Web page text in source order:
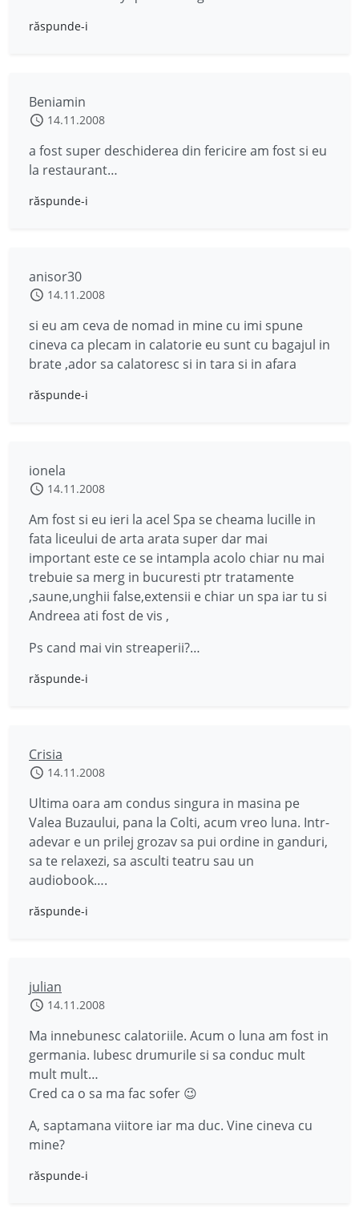
răspunde-i
Beniamin
14.11.2008
a fost super deschiderea din fericire am fost si eu
la restaurant…
răspunde-i
anisor30
14.11.2008
si eu am ceva de nomad in mine cu imi spune
cineva ca plecam in calatorie eu sunt cu bagajul in
brate ,ador sa calatoresc si in tara si in afara
răspunde-i
ionela
14.11.2008
Am fost si eu ieri la acel Spa se cheama lucille in
fata liceului de arta arata super dar mai
important este ce se intampla acolo chiar nu mai
trebuie sa merg in bucuresti ptr tratamente
,saune,unghii false,extensii e chiar un spa iar tu si
Andreea ati fost de vis ,
Ps cand mai vin streaperii?…
răspunde-i
Crisia
14.11.2008
Ultima oara am condus singura in masina pe
Valea Buzaului, pana la Colti, acum vreo luna. Intr-
adevar e un prilej grozav sa pui ordine in ganduri,
sa te relaxezi, sa asculti teatru sau un
audiobook….
răspunde-i
julian
14.11.2008
Ma innebunesc calatoriile. Acum o luna am fost in
germania. Iubesc drumurile si sa conduc mult
mult mult…
Cred ca o sa ma fac sofer 😉
A, saptamana viitore iar ma duc. Vine cineva cu
mine?
răspunde-i